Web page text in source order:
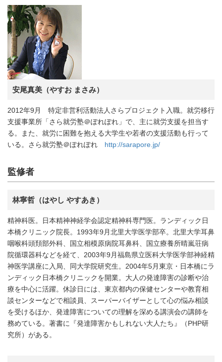
安尾真美（やすお まさみ）
2012年9月 特定非営利活動法人さらプロジェクト入職。就労移行
支援事業所「さら就労塾＠ぽれぽれ」で、主に就労支援を担当す
る。また、就労に困難を抱える大学生や若者の支援活動も行って
いる。さら就労塾＠ぽれぽれ http://sarapore.jp/
監修者
林寧哲（はやし やすあき）
精神科医。日本精神神経学会認定精神科専門医。ランディック日
本橋クリニック院長。1993年9月北里大学医学部卒。北里大学耳鼻
咽喉科頭頚部外科、国立相模原病院耳鼻科、国立療養所晴嵐荘病
院循環器科などを経て、2003年9月福島県立医科大学医学部神経精
神医学講座に入局、同大学院研究生。2004年5月東京・日本橋にラ
ンディック日本橋クリニックを開業。大人の発達障害の診断や治
療を中心に活躍。休診日には、東京都内の保健センターや教育相
談センターなどで相談員、スーパーバイザーとして心の悩み相談
を受けるほか、発達障害についての理解を深める講演会の講師を
務めている。著書に『発達障害かもしれない大人たち』（PHP研
究所）がある。